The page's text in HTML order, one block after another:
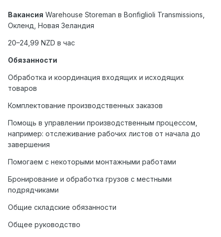
Вакансия Warehouse Storeman в Bonfiglioli Transmissions,
Окленд Новая Зеландия
20–24,99 NZD в час
Обязанности
Обработка и координация входящих и исходящих
товаров
Комплектование производственных заказов
Помощь в управлении производственным процессом,
например: отслеживание рабочих листов от начала до
завершения
Помогаем с некоторыми монтажными работами
Бронирование и обработка грузов с местными
подрядчиками
Общие складские обязанности
Общее руководство